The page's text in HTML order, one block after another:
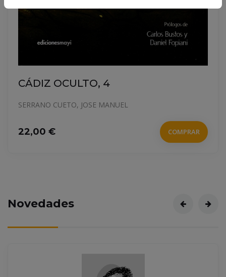
CÁDIZ OCULTO, 4
SERRANO CUETO, JOSE MANUEL
22,00 € COMPRAR
Novedades